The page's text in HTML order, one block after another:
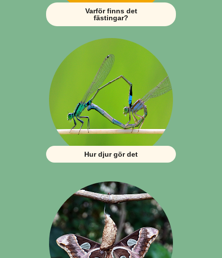
Varför finns det
fästingar?
Hur djur gör det